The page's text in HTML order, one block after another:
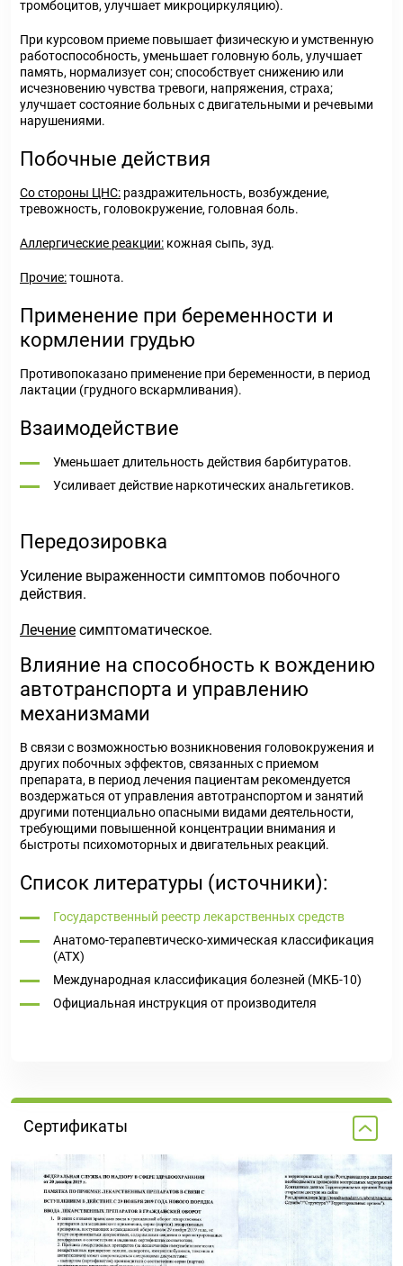
тромбоцитов, улучшает микроциркуляцию).
При курсовом приеме повышает физическую и умственную
работоспособность, уменьшает головную боль, улучшает
память, нормализует сон; способствует снижению или
исчезновению чувства тревоги, напряжения, страха;
улучшает состояние больных с двигательными и речевыми
нарушениями.
Побочные действия
Со стороны ЦНС: раздражительность, возбуждение,
тревожность, головокружение, головная боль.
Аллергические реакции: кожная сыпь, зуд.
Прочие:тошнота.
Применение при беременности и
кормлении грудью
Противопоказано применение при беременности, в период
лактации (грудного вскармливания).
Взаимодействие
Уменьшает длительность действия барбитуратов.
Усиливает действие наркотических анальгетиков.
Передозировка
Усиление выраженности симптомов побочного
действия.
Лечение симптоматическое.
Влияние на способность к вождению
автотранспорта и управлению
механизмами
В связи с возможностью возникновения головокружения и
других побочных эффектов, связанных с приемом
препарата, в период лечения пациентам рекомендуется
воздержаться от управления автотранспортом и занятий
другими потенциально опасными видами деятельности,
требующими повышенной концентрации внимания и
быстроты психомоторных и двигательных реакций.
Список литературы (источники):
Государственный реестр лекарственных средств
Анатомо-терапевтическо-химическая классификация
(ATX)
Международная классификация болезней (МКБ-10)
Официальная инструкция от производителя
Сертификаты